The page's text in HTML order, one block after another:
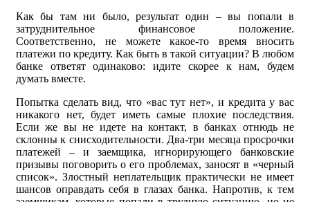
Как бы там ни было, результат один – вы попали в
затруднительное финансовое положение.
Соответственно, не можете какое-то время вносить
платежи по кредиту. Как быть в такой ситуации? В любом
банке ответят одинаково: идите скорее к нам, будем
думать вместе.
Попытка сделать вид, что «вас тут нет», и кредита у вас
никакого нет, будет иметь самые плохие последствия.
Если же вы не идете на контакт, в банках отнюдь не
склонны к снисходительности. Два-три месяца просрочки
платежей – и заемщика, игнорирующего банковские
призывы поговорить о его проблемах, заносят в «черный
список». Злостный неплательщик практически не имеет
шансов оправдать себя в глазах банка. Напротив, к тем